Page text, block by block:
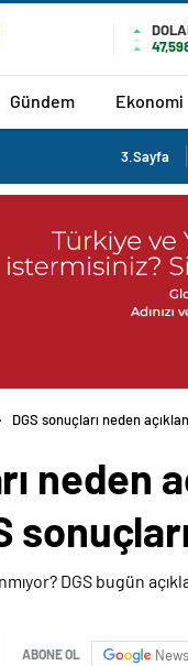
Gündem Ekonomi
3.Sayfa
DGS sonuçları neden
neden
ABONE OL News